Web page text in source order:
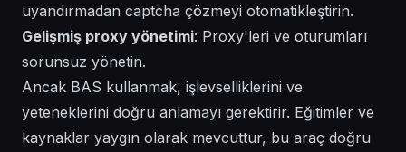
uyandırmadan captcha çözmeyi otomatikleştirin.
Gelişmiş proxy yönetimi: Proxy'leri ve oturumları
sorunsuz yönetin.
Ancak BAS kullanmak, işlevselliklerini ve
yeteneklerini doğru anlamayı gerektirir. Eğitimler ve
kaynaklar yaygın olarak mevcuttur, bu araç doğru